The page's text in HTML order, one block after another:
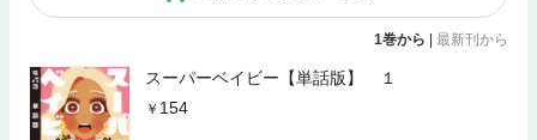
1巻から | 最新刊から
スーパーベイビー【単話版】 １
154